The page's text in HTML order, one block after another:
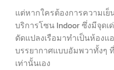
แต่หากใครต้องการความเ
บริการโซน Indoor ซึ่งมีจุด
ดัดแปลงเรือมาทำเป็นห้องแ
บรรยากาศแบบอัมพวาทั้งๆ
เท่านั้นเอง